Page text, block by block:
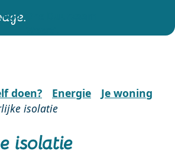
doen? Energie
Je woning
isolatie
isolatie